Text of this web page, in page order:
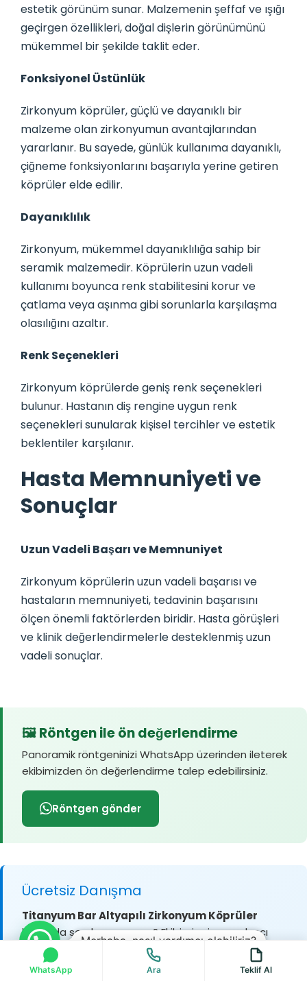
estetik görünüm sunar. Malzemenin şeffaf ve ışığı
geçirgen özellikleri, doğal dişlerin görünümünü
mükemmel bir şekilde taklit eder.
Fonksiyonel Üstünlük
Zirkonyum köprüler, güçlü ve dayanıklı bir
malzeme olan zirkonyumun avantajlarından
yararlanır. Bu sayede, günlük kullanıma dayanıklı,
çiğneme fonksiyonlarını başarıyla yerine getiren
köprüler elde edilir.
Dayanıklılık
Zirkonyum, mükemmel dayanıklılığa sahip bir
seramik malzemedir. Köprülerin uzun vadeli
kullanımı boyunca renk stabilitesini korur ve
çatlama veya aşınma gibi sorunlarla karşılaşma
olasılığını azaltır.
Renk Seçenekleri
Zirkonyum köprülerde geniş renk seçenekleri
bulunur. Hastanın diş rengine uygun renk
seçenekleri sunularak kişisel tercihler ve estetik
beklentiler karşılanır.
Hasta Memnuniyeti ve
Sonuçlar
Uzun Vadeli Başarı ve Memnuniyet
Zirkonyum köprülerin uzun vadeli başarısı ve
hastaların memnuniyeti, tedavinin başarısını
ölçen önemli faktörlerden biridir. Hasta görüşleri
ve klinik değerlendirmelerle desteklenmiş uzun
vadeli sonuçlar.
🖼️ Röntgen ile ön değerlendirme
Panoramik röntgeninizi WhatsApp üzerinden ileterek
ekibimizden ön değerlendirme talep edebilirsiniz.
Röntgen gönder
Ücretsiz Danışma
Titanyum Bar Altyapılı Zirkonyum Köprüler
hakkında sorularınız mı var? Ekibimiz size yardımcı
olmaktan memnuniyet duyar.
WhatsApp Ara Teklif Al
Merhaba, nasıl yardımcı olabiliriz?